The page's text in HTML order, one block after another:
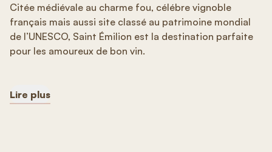
Citée médiévale au charme fou, célébre vignoble
français mais aussi site classé au patrimoine mondial
de l’UNESCO, Saint Émilion est la destination parfaite
pour les amoureux de bon vin.
Lire plus